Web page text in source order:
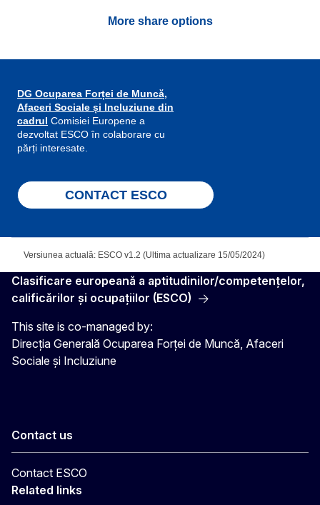
More share options
DG Ocuparea Forței de Muncă,
Afaceri Sociale și Incluziune din
cadrul Comisiei Europene a
dezvoltat ESCO în colaborare cu
părți interesate.
CONTACT ESCO
Versiunea actuală: ESCO v1.2 (Ultima actualizare 15/05/2024)
Clasificare europeană a aptitudinilor/competenţelor,
calificărilor şi ocupaţiilor (ESCO)
This site is co-managed by:
Direcția Generală Ocuparea Forței de Muncă, Afaceri
Sociale și Incluziune
Contact us
Contact ESCO
Related links